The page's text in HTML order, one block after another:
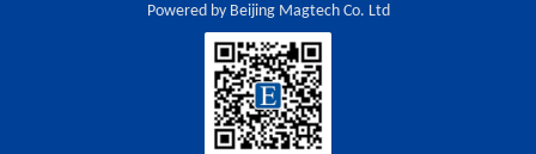
Powered by Beijing Magtech Co. Ltd